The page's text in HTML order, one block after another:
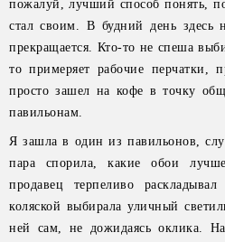
пожалуй, лучший способ понять,
стал своим. В будний день здесь
прекращается. Кто-то не спеша
то примеряет рабочие перчатки,
просто зашел на кофе в точку
павильонам.
Я зашла в один из павильонов,
пара спорила, какие обои
продавец терпеливо
коляской выбирала уличный
ней сам, не дожидаясь оклика.